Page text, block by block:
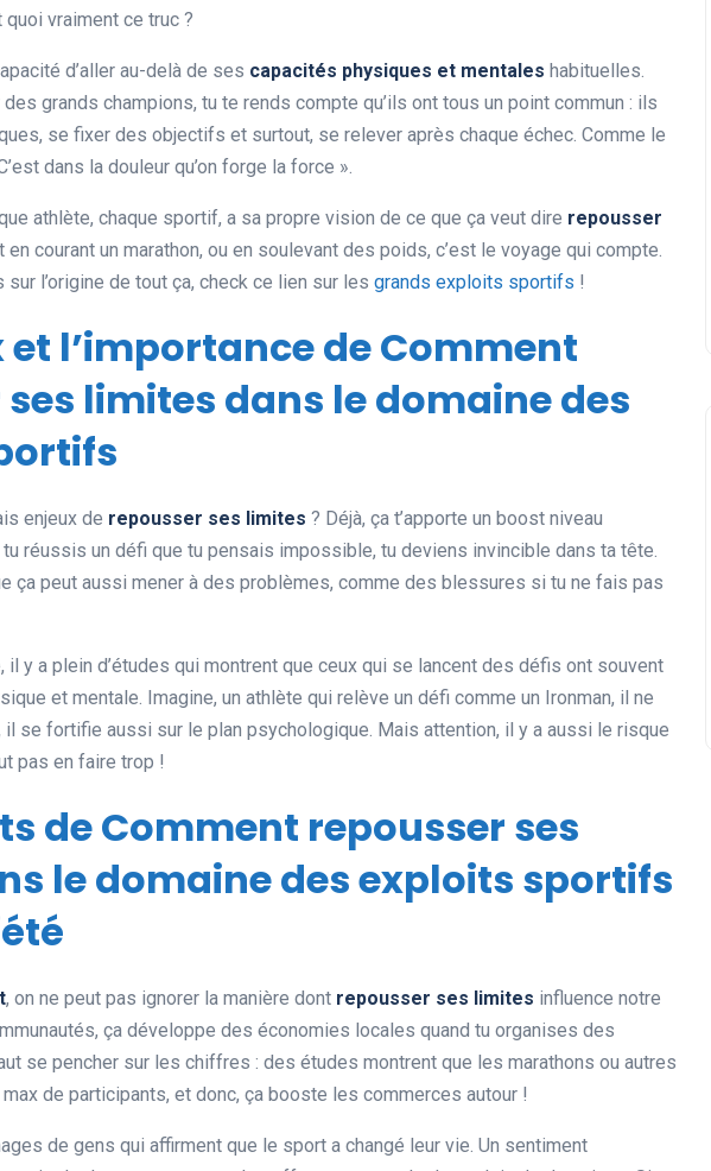
quoi vraiment ce truc ?
d’aller au-delà de ses capacités physiques et mentales habituelles.
grands champions, tu te rends compte qu’ils ont tous un point commun : ils
se fixer des objectifs et surtout, se relever après chaque échec. Comme le
dans la douleur qu’on forge la force ».
athlète, chaque sportif, a sa propre vision de ce que ça veut dire repousser
en courant un marathon, ou en soulevant des poids, c’est le voyage qui compte.
l’origine de tout ça, check ce lien sur les grands exploits sportifs !
et l’importance de Comment
limites dans le domaine des
enjeux de repousser ses limites ? Déjà, ça t’apporte un boost niveau
tu réussis un défi que tu pensais impossible, tu deviens invincible dans ta tête.
ça peut aussi mener à des problèmes, comme des blessures si tu ne fais pas
il y a plein d’études qui montrent que ceux qui se lancent des défis ont souvent
et mentale. Imagine, un athlète qui relève un défi comme un Ironman, il ne
se fortifie aussi sur le plan psychologique. Mais attention, il y a aussi le risque
pas en faire trop !
de Comment repousser ses
le domaine des exploits sportifs
, on ne peut pas ignorer la manière dont repousser ses limites influence notre
ça développe des économies locales quand tu organises des
se pencher sur les chiffres : des études montrent que les marathons ou autres
de participants, et donc, ça booste les commerces autour !
de gens qui affirment que le sport a changé leur vie. Un sentiment